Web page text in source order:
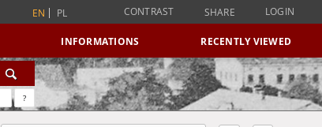
EN PL CONTRAST SHARE LOGIN
INFORMATIONS RECENTLY VIEWED
?